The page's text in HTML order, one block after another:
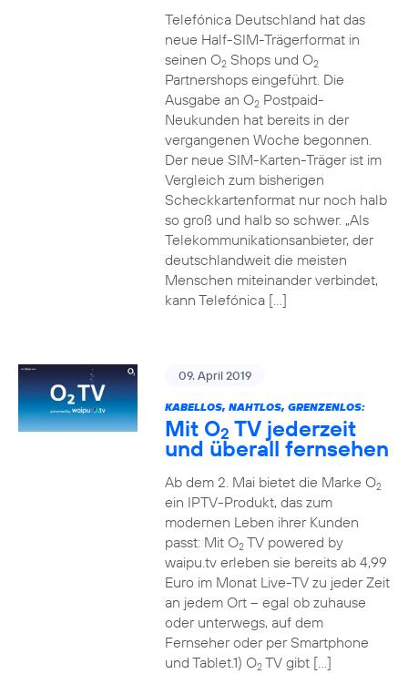
Telefónica Deutschland hat das
neue Half-SIM-Trägerformat in
seinen O2Shops und O2
Partnershops eingeführt. Die
Ausgabe an O2Postpaid-
Neukunden hat bereits in der
vergangenen Woche begonnen.
Der neue SIM-Karten-Träger ist im
Vergleich zum bisherigen
Scheckkartenformat nur noch halb
so groß und halb so schwer. „Als
Telekommunikationsanbieter, der
deutschlandweit die meisten
Menschen miteinander verbindet,
kann Telefónica […]
09. April 2019
KABELLOS, NAHTLOS, GRENZENLOS:
Mit O2 TV jederzeit
und überall fernsehen
Ab dem 2. Mai bietet die Marke O2
ein IPTV-Produkt, das zum
modernen Leben ihrer Kunden
passt: Mit O2TV powered by
waipu.tv erleben sie bereits ab 4,99
Euro im Monat Live-TV zu jeder Zeit
an jedem Ort – egal ob zuhause
oder unterwegs, auf dem
Fernseher oder per Smartphone
und Tablet.1) O2TV gibt […]